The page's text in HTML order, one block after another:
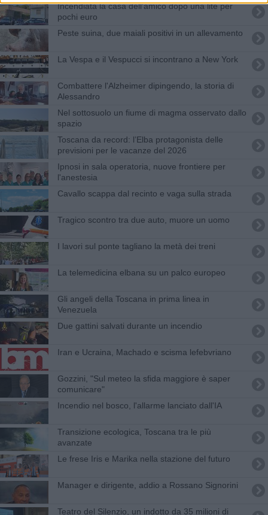
Incendiata la casa dell'amico dopo una lite per
pochi euro
Peste suina, due maiali positivi in un allevamento
La Vespa e il Vespucci si incontrano a New York
Combattere l'Alzheimer dipingendo, la storia di
Alessandro
Nel sottosuolo un fiume di magma osservato dallo
spazio
Toscana da record: l’Elba protagonista delle
previsioni per le vacanze del 2026
Ipnosi in sala operatoria, nuove frontiere per
l'anestesia
Cavallo scappa dal recinto e vaga sulla strada
Tragico scontro tra due auto, muore un uomo
I lavori sul ponte tagliano la metà dei treni
La telemedicina elbana su un palco europeo
Gli angeli della Toscana in prima linea in
Venezuela
Due gattini salvati durante un incendio
Iran e Ucraina, Machado e scisma lefebvriano
Gozzini, "Sul meteo la sfida maggiore è saper
comunicare"
Incendio nel bosco, l'allarme lanciato dall'IA
Transizione ecologica, Toscana tra le più
avanzate
Le frese Iris e Marika nella stazione del futuro
Manager e dirigente, addio a Rossano Signorini
Teatro del Silenzio, un indotto da 35 milioni di